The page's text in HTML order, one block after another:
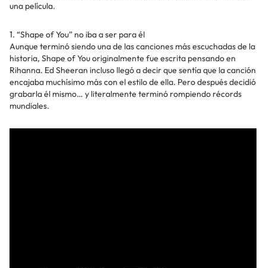
una película.
1. “Shape of You” no iba a ser para él
Aunque terminó siendo una de las canciones más escuchadas de la
historia, Shape of You originalmente fue escrita pensando en
Rihanna. Ed Sheeran incluso llegó a decir que sentía que la canción
encajaba muchísimo más con el estilo de ella. Pero después decidió
grabarla él mismo… y literalmente terminó rompiendo récords
mundiales.